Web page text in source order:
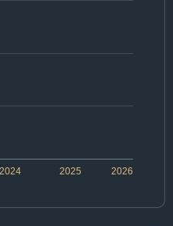
2025
2024 2026